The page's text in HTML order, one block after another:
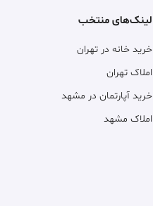
لینک‌های منتخب
خرید خانه در تهران
املاک تهران
خرید آپارتمان در مشهد
املاک مشهد